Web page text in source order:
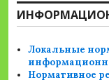
Локальные
Нормативное